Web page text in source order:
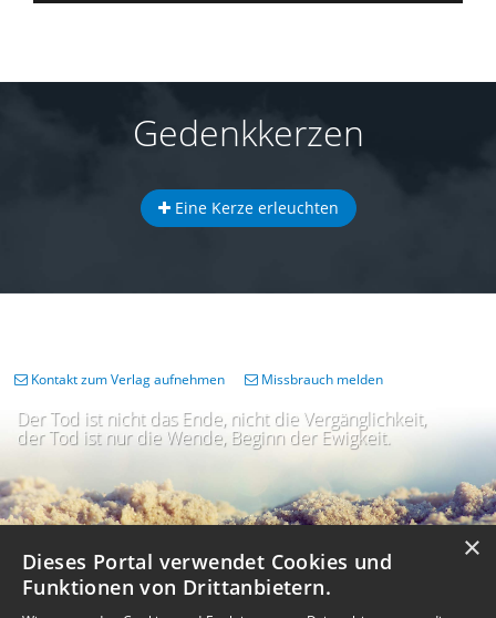
Gedenkkerzen
Eine Kerze erleuchten
Der Tod ist nicht das Ende, nicht die Vergänglichkeit,
der Tod ist nur die Wende, Beginn der Ewigkeit.
Kontakt zum Verlag aufnehmen Missbrauch melden
×
Dieses Portal verwendet Cookies und
Funktionen von Drittanbietern.